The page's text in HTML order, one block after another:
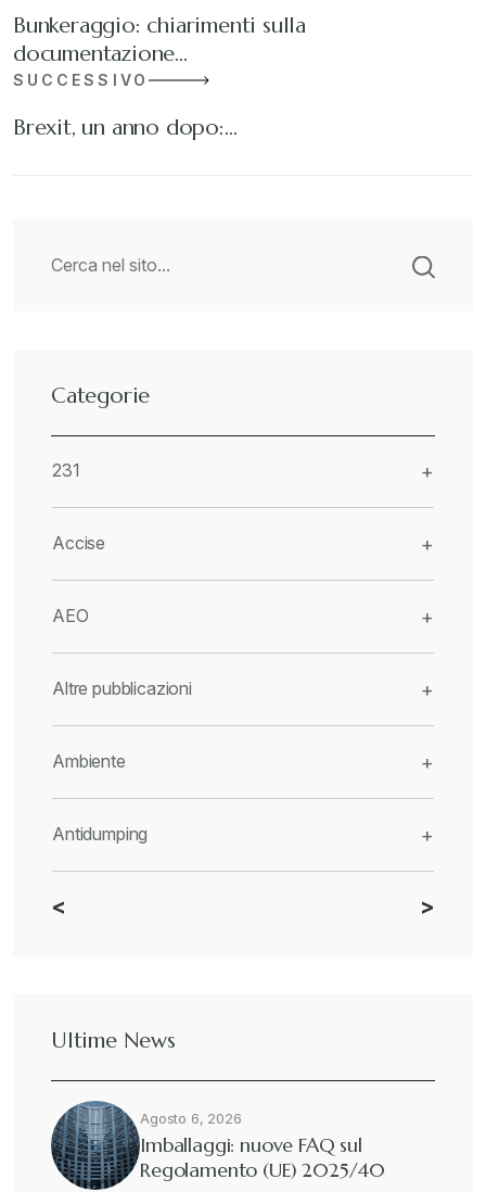
Bunkeraggio: chiarimenti sulla
documentazione…
SUCCESSIVO
Brexit, un anno dopo:…
Categorie
231 +
Accise +
AEO +
Altre pubblicazioni +
Ambiente +
Antidumping +
CBAM +
Deforestazione
Diritto tributario internazionale
< >
Ultime News
Agosto 6, 2026
Imballaggi: nuove FAQ sul
Regolamento (UE) 2025/40